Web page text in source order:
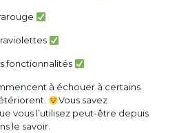
fonctionnalités
à échouer à certains
Vous savez
vous l’utilisez peut-être depuis
le savoir.